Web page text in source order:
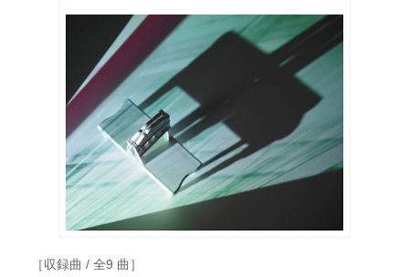
［収録曲 / 全9 曲］